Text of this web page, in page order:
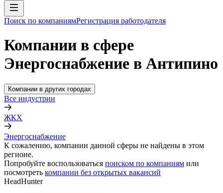
Поиск по компаниямРегистрация работодателя
Компании в сфере
Энергоснабжение в Антипино
Компании в других городах
Все индустрии
ЖКХ
Энергоснабжение
К сожалению, компании данной сферы не найдены в этом
регионе.
Попробуйте воспользоваться поиском по компаниям или
посмотреть компании без открытых вакансий
HeadHunter